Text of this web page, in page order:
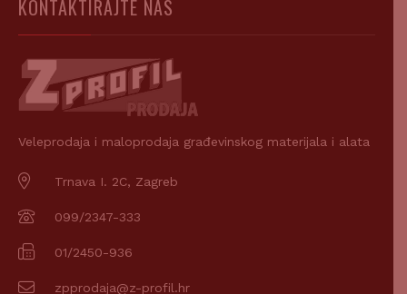
KONTAKTIRAJTE NAS
Veleprodaja i maloprodaja građevinskog materijala i alata
Trnava I. 2C, Zagreb
099/2347-333
01/2450-936
zpprodaja@z-profil.hr